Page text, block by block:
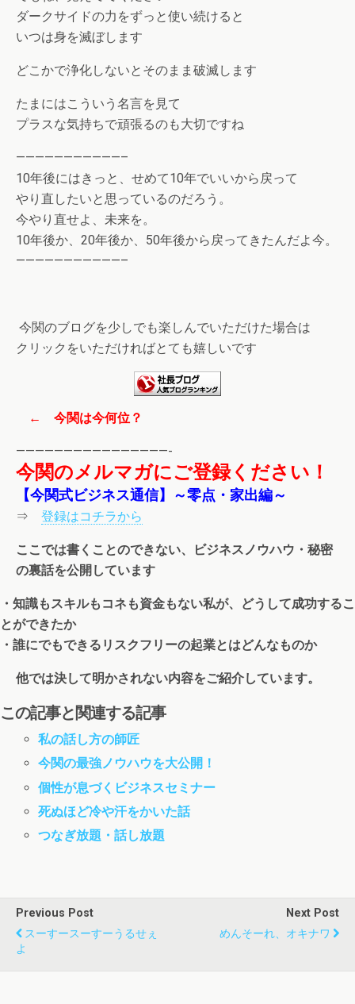
ダークサイドの力をずっと使い続けると
いつは身を滅ぼします
どこかで浄化しないとそのまま破滅します
たまにはこういう名言を見て
プラスな気持ちで頑張るのも大切ですね
———————————–
10年後にはきっと、せめて10年でいいから戻って
やり直したいと思っているのだろう。
今やり直せよ、未来を。
10年後か、20年後か、50年後から戻ってきたんだよ今。
———————————–
今関のブログを少しでも楽しんでいただけた場合は
クリックをいただければとても嬉しいです
← 今関は今何位？
————————————————-
今関のメルマガにご登録ください！
【今関式ビジネス通信】～零点・家出編～
⇒ 登録はコチラから
ここでは書くことのできない、ビジネスノウハウ・秘密
の裏話を公開しています
・知識もスキルもコネも資金もない私が、どうして成功するこ
とができたか
・誰にでもできるリスクフリーの起業とはどんなものか
他では決して明かされない内容をご紹介しています。
この記事と関連する記事
私の話し方の師匠
今関の最強ノウハウを大公開！
個性が息づくビジネスセミナー
死ぬほど冷や汗をかいた話
つなぎ放題・話し放題
Previous Post
スーすースーすーうるせぇ
よ
Next Post
めんそーれ、オキナワ